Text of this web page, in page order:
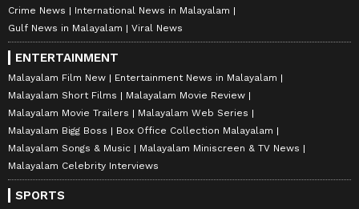
Crime News
International News in Malayalam
Gulf News in Malayalam
Viral News
ENTERTAINMENT
Malayalam Film New
Entertainment News in Malayalam
Malayalam Short Films
Malayalam Movie Review
Malayalam Movie Trailers
Malayalam Web Series
Malayalam Bigg Boss
Box Office Collection Malayalam
Malayalam Songs & Music
Malayalam Miniscreen & TV News
Malayalam Celebrity Interviews
SPORTS